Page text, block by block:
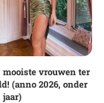
mooiste vrouwen ter
(anno 2026, onder
jaar)